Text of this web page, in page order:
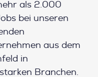
als 2.000
bei unseren
aus dem
in
Branchen.